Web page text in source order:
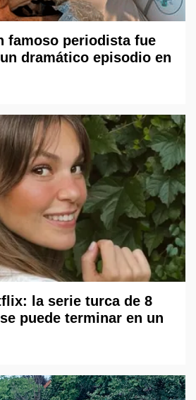
famoso periodista fue
dramático episodio en
la serie turca de 8
puede terminar en un